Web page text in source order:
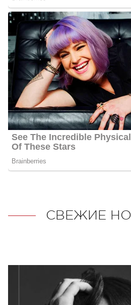
СВЕЖИЕ